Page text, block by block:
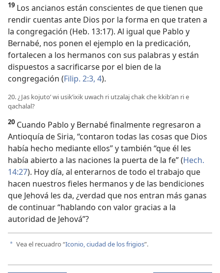
19 Los ancianos están conscientes de que tienen que
rendir cuentas ante Dios por la forma en que traten a
la congregación (Heb. 13:17). Al igual que Pablo y
Bernabé, nos ponen el ejemplo en la predicación,
fortalecen a los hermanos con sus palabras y están
dispuestos a sacrificarse por el bien de la
congregación (Filip. 2:3, 4).
20. ¿Jas kojutoʼ wi usikʼixik uwach ri utzalaj chak che kkibʼan ri e
qachalal?
20 Cuando Pablo y Bernabé finalmente regresaron a
Antioquía de Siria, “contaron todas las cosas que Dios
había hecho mediante ellos” y también “que él les
había abierto a las naciones la puerta de la fe” (Hech.
14:27). Hoy día, al enterarnos de todo el trabajo que
hacen nuestros fieles hermanos y de las bendiciones
que Jehová les da, ¿verdad que nos entran más ganas
de continuar “hablando con valor gracias a la
autoridad de Jehová”?
a Vea el recuadro “Iconio, ciudad de los frigios”.